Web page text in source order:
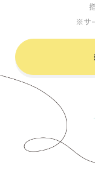
※サ